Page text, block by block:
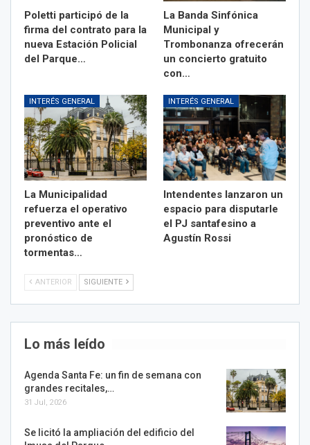
Poletti participó de la
firma del contrato para la
nueva Estación Policial
del Parque…
La Banda Sinfónica
Municipal y
Trombonanza ofrecerán
un concierto gratuito
con…
INTERÉS GENERAL
La Municipalidad
refuerza el operativo
preventivo ante el
pronóstico de
tormentas…
INTERÉS GENERAL
Intendentes lanzaron un
espacio para disputarle
el PJ santafesino a
Agustín Rossi
ANTERIOR SIGUIENTE
Lo más leído
Agenda Santa Fe: un fin de semana con
grandes recitales,…
31 Jul, 2026
Se licitó la ampliación del edificio del